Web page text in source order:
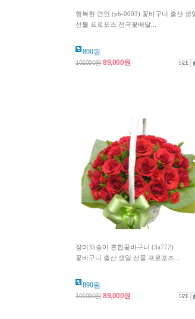
행복한 연인 (pb-0003) 꽃바구니 출산 생
선물 프로포즈 전국꽃배달...
890원
101000원89,000원
장미35송이 혼합꽃바구니 (3a772)
꽃바구니 출산 생일 선물 프로포즈...
890원
101000원89,000원